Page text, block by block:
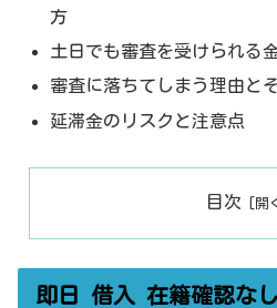
方
土日でも審査を受けられる
審査に落ちてしまう理由と
延滞金のリスクと注意点
目次
即日 借入 在籍確認な